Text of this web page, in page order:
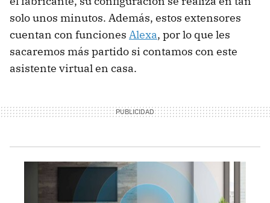
solo unos minutos. Además, estos extensores
cuentan con funciones Alexa, por lo que les
sacaremos más partido si contamos con este
asistente virtual en casa.